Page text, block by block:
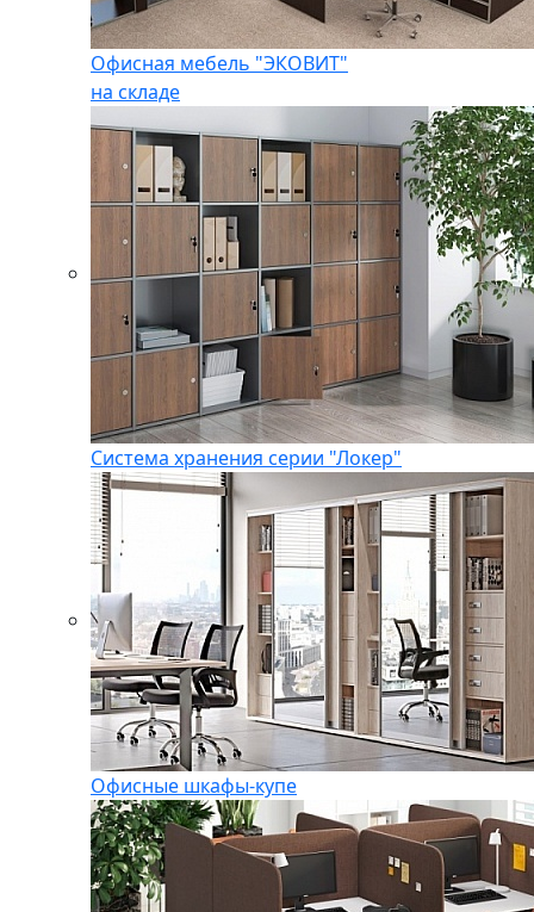
Офисная мебель "ЭКОВИТ"
на складе
Система хранения серии "Локер"
Офисные шкафы-купе